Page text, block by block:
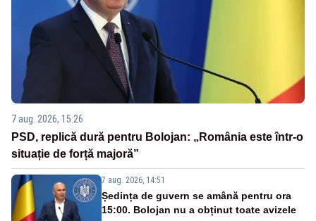
7 aug. 2026, 15:26
PSD, replică dură pentru Bolojan: „România este într-o
situație de forță majoră”
7 aug. 2026, 14:51
Ședința de guvern se amână pentru ora
15:00. Bolojan nu a obținut toate avizele